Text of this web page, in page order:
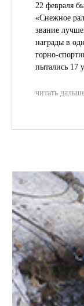
22 февраля
«Снежное
звание
награды в
горно-
пытались 17
читать